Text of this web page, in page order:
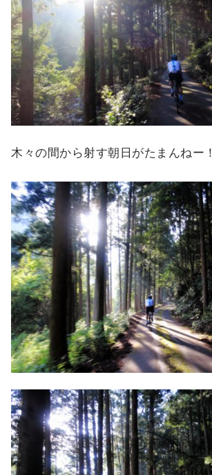
木々の間から射す朝日がたまんねー！